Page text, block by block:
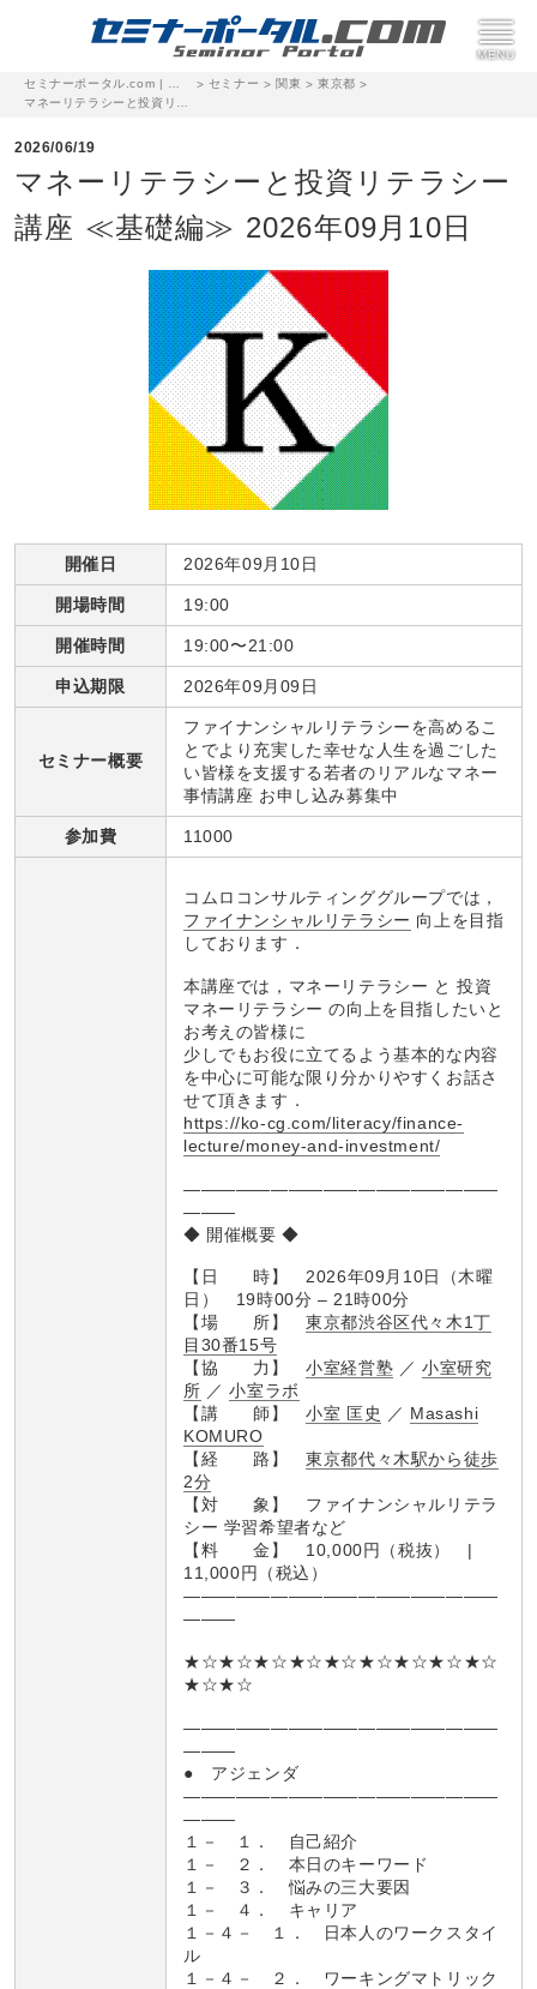
> セミナー > 関東 >東京都 >
2026/06/19
マネーリテラシーと投資リテラシー
講座 ≪基礎編≫ 2026年09月10日
開催日 2026年09月10日
開場時間 19:00
開催時間 19:00〜21:00
申込期限 2026年09月09日
セミナー概要
ファイナンシャルリテラシーを高めるこ
とでより充実した幸せな人生を過ごした
い皆様を支援する若者のリアルなマネー
事情講座 お申し込み募集中
参加費 11000
コムロコンサルティンググループでは，
ファイナンシャルリテラシー 向上を目指
しております．
本講座では，マネーリテラシー と 投資
マネーリテラシー の向上を目指したいと
お考えの皆様に
少しでもお役に立てるよう基本的な内容
を中心に可能な限り分かりやすくお話さ
せて頂きます．
https://ko-cg.com/literacy/finance-
lecture/money-and-investment/
――――――――――――――――――
―――
◆ 開催概要 ◆
【日 時】 2026年09月10日（木曜
日） 19時00分 – 21時00分
【場 所】東京都渋谷区代々木1丁
目30番15号
【協 力】小室経営塾 ／小室研究
所 ／小室ラボ
【講 師】小室 匡史 ／ Masashi
KOMURO
【経 路】東京都代々木駅から徒歩
2分
【対 象】 ファイナンシャルリテラ
シー 学習希望者など
【料 金】 10,000円（税抜） |
11,000円（税込）
――――――――――――――――――
―――
★☆★☆★☆★☆★☆★☆★☆★☆★☆
★☆★☆
――――――――――――――――――
―――
● アジェンダ
――――――――――――――――――
―――
１－ １． 自己紹介
１－ ２． 本日のキーワード
１－ ３． 悩みの三大要因
１－ ４． キャリア
１－４－ １． 日本人のワークスタイ
ル
１－４－ ２． ワーキングマトリック